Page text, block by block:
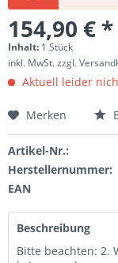
154,90 € *
Inhalt: 1 Stück
inkl. MwSt.zzgl.
Aktuell leider
Merken
Artikel-Nr.:
Herstellernummer:
EAN
Beschreibung
Bitte beachten: 2.